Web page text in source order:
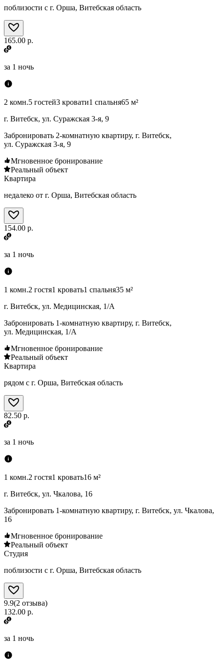
поблизости с г. Орша, Витебская область
165.00 р.
за 1 ночь
2 комн.5 гостей3 кровати1 спальня65 м²
г. Витебск, ул. Суражская 3-я, 9
Забронировать 2-комнатную квартиру, г. Витебск,
ул. Суражская 3-я, 9
Мгновенное бронирование
Реальный объект
Квартира
недалеко от г. Орша, Витебская область
154.00 р.
за 1 ночь
1 комн.2 гостя1 кровать1 спальня35 м²
г. Витебск, ул. Медицинская, 1/А
Забронировать 1-комнатную квартиру, г. Витебск,
ул. Медицинская, 1/А
Мгновенное бронирование
Реальный объект
Квартира
рядом с г. Орша, Витебская область
82.50 р.
за 1 ночь
1 комн.2 гостя1 кровать16 м²
г. Витебск, ул. Чкалова, 16
Забронировать 1-комнатную квартиру, г. Витебск, ул. Чкалова,
16
Мгновенное бронирование
Реальный объект
Студия
поблизости с г. Орша, Витебская область
9.9(2 отзыва)
132.00 р.
за 1 ночь